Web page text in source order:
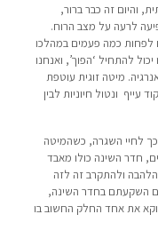
והיום זה כבר ברור,
לרעה על מצב הרוח.
לפחות כמה פעמים במהלכו
להתחיל ‘הפוך’, ואנחנו
מיטה זוגית עוטפת
ונטול חיוניות לבין
לחיי השגרה, כשהמיטה
חדר השינה כולו מאבד
ולהתקרב זה לזה
השקעתם בחדר השינה,
את אחד החלק החשוב בו